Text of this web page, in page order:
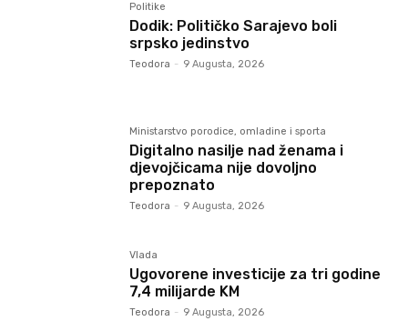
Politike
Dodik: Političko Sarajevo boli
srpsko jedinstvo
Teodora - 9 Augusta, 2026
Ministarstvo porodice, omladine i sporta
Digitalno nasilje nad ženama i
djevojčicama nije dovoljno
prepoznato
Teodora - 9 Augusta, 2026
Vlada
Ugovorene investicije za tri godine
7,4 milijarde KM
Teodora - 9 Augusta, 2026